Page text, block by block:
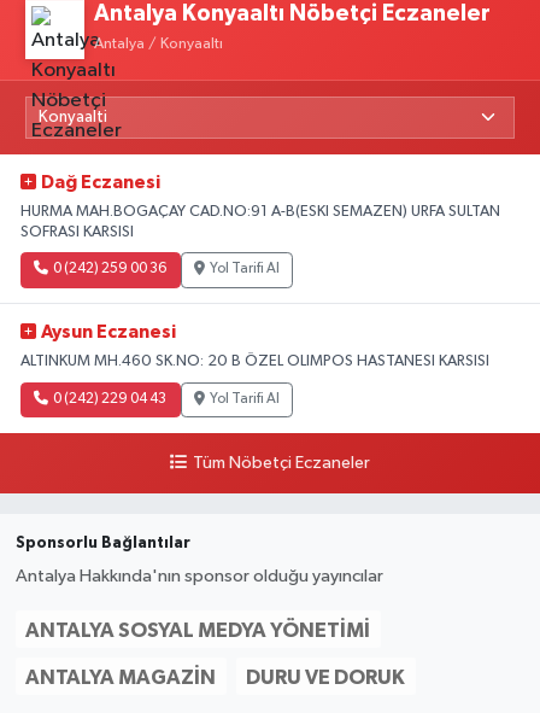
Antalya Konyaaltı Nöbetçi Eczaneler
Antalya / Konyaaltı
Dağ Eczanesi
HURMA MAH.BOGAÇAY CAD.NO:91 A-B(ESKI SEMAZEN) URFA SULTAN
SOFRASI KARSISI
0 (242) 259 00 36 Yol Tarifi Al
Aysun Eczanesi
ALTINKUM MH.460 SK.NO: 20 B ÖZEL OLIMPOS HASTANESI KARSISI
0 (242) 229 04 43 Yol Tarifi Al
Tüm Nöbetçi Eczaneler
Sponsorlu Bağlantılar
Antalya Hakkında'nın sponsor olduğu yayıncılar
ANTALYA SOSYAL MEDYA YÖNETIMI
ANTALYA MAGAZIN DURU VE DORUK